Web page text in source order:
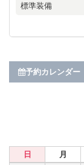
標準装備
予約カレンダー
日 月